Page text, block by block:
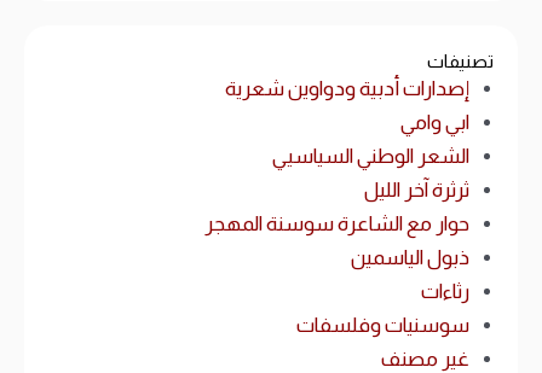
تصنيفات
إصدارات أدبية ودواوين شعرية
ابي وامي
الشعر الوطني السياسيي
ثرثرة آخر الليل
حوار مع الشاعرة سوسنة المهجر
ذبول الياسمين
رثاءات
سوسنيات وفلسفات
غير مصنف